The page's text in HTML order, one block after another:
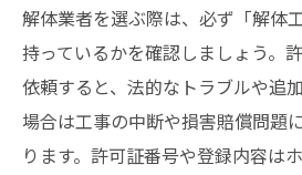
解体業者を選ぶ際は、必ず「解体
持っているかを確認しましょう。
依頼すると、法的なトラブルや追
場合は工事の中断や損害賠償問題
ります。許可証番号や登録内容は